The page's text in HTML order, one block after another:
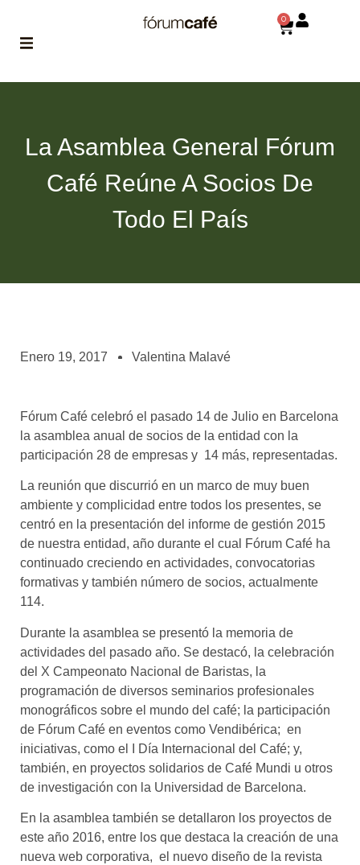
de fórum
asociados
el café siempre tiene
algo nuevo que
enseñarnos
BOLSA DE TRABAJO
¡te imaginas vivir de tu pasión
CONTACTO
¡queremos saber
de ti!
0
La Asamblea General Fórum
Café Reúne A Socios De
Todo El País
Enero 19, 2017 Valentina Malavé
Fórum Café celebró el pasado 14 de Julio en Barcelona
la asamblea anual de socios de la entidad con la
participación 28 de empresas y 14 más, representadas.
La reunión que discurrió en un marco de muy buen
ambiente y complicidad entre todos los presentes, se
centró en la presentación del informe de gestión 2015
de nuestra entidad, año durante el cual Fórum Café ha
continuado creciendo en actividades, convocatorias
formativas y también número de socios, actualmente
114.
Durante la asamblea se presentó la memoria de
actividades del pasado año. Se destacó, la celebración
del X Campeonato Nacional de Baristas, la
programación de diversos seminarios profesionales
monográficos sobre el mundo del café; la participación
de Fórum Café en eventos como Vendibérica; en
iniciativas, como el I Día Internacional del Café; y,
también, en proyectos solidarios de Café Mundi u otros
de investigación con la Universidad de Barcelona.
En la asamblea también se detallaron los proyectos de
este año 2016, entre los que destaca la creación de una
nueva web corporativa, el nuevo diseño de la revista